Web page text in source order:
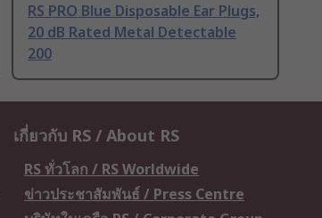
RS PRO Blue Disposable Ear Plugs,
20 dB Rated Metal Detectable
200
เกี่ยวกับ RS / About RS
RS ทั่วโลก / RS Worldwide
ข่าวประชาสัมพันธ์ / Press Centre